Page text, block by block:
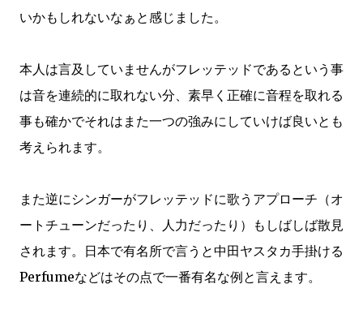
いかもしれないなぁと感じました。
本人は言及していませんがフレッテッドであるという事
は音を連続的に取れない分、素早く正確に音程を取れる
事も確かでそれはまた一つの強みにしていけば良いとも
考えられます。
また逆にシンガーがフレッテッドに歌うアプローチ（オ
ートチューンだったり、人力だったり）もしばしば散見
されます。日本で有名所で言うと中田ヤスタカ手掛ける
Perfumeなどはその点で一番有名な例と言えます。